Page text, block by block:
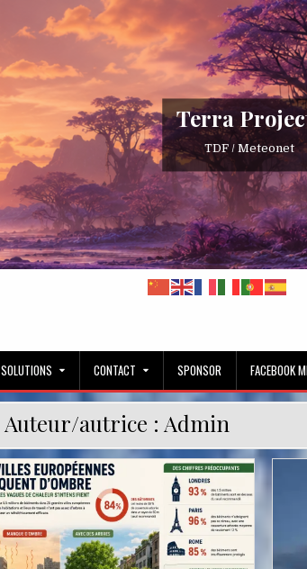
Terra
TDF / Meteonet
SOLUTIONS CONTACT SPONSOR FACEBOOK
Auteur/autrice : Admin
Posted